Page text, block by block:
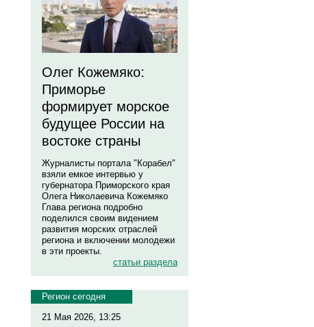
Олег Кожемяко:
Приморье
формирует морское
будущее России на
востоке страны
Журналисты портала "Корабел"
взяли емкое интервью у
губернатора Приморского края
Олега Николаевича Кожемяко
Глава региона подробно
поделился своим видением
развития морских отраслей
региона и включении молодежи
в эти проекты.
статьи раздела
Регион сегодня
21 Мая 2026, 13:25